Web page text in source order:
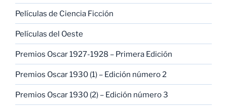
Películas de Ciencia Ficción
Películas del Oeste
Premios Oscar 1927-1928 – Primera Edición
Premios Oscar 1930 (1) – Edición número 2
Premios Oscar 1930 (2) – Edición número 3